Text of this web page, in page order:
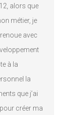
alors que
métier, je
avec
à la
la
que j’ai
créer ma